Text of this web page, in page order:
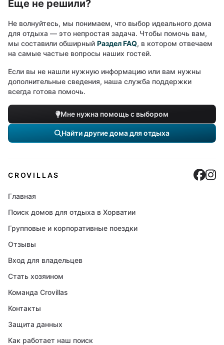
Еще не решили?
Не волнуйтесь, мы понимаем, что выбор идеального дома
для отдыха — это непростая задача. Чтобы помочь вам,
мы составили обширный Раздел FAQ, в котором отвечаем
на самые частые вопросы наших гостей.
Если вы не нашли нужную информацию или вам нужны
дополнительные сведения, наша служба поддержки
всегда готова помочь.
Мне нужна помощь с выбором
Найти другие дома для отдыха
CROVILLAS
Главная
Поиск домов для отдыха в Хорватии
Групповые и корпоративные поездки
Отзывы
Вход для владельцев
Стать хозяином
Команда Crovillas
Контакты
Защита данных
Как работает наш поиск